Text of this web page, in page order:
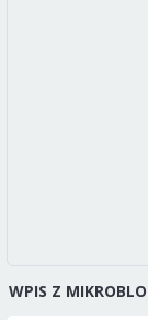
WPIS Z